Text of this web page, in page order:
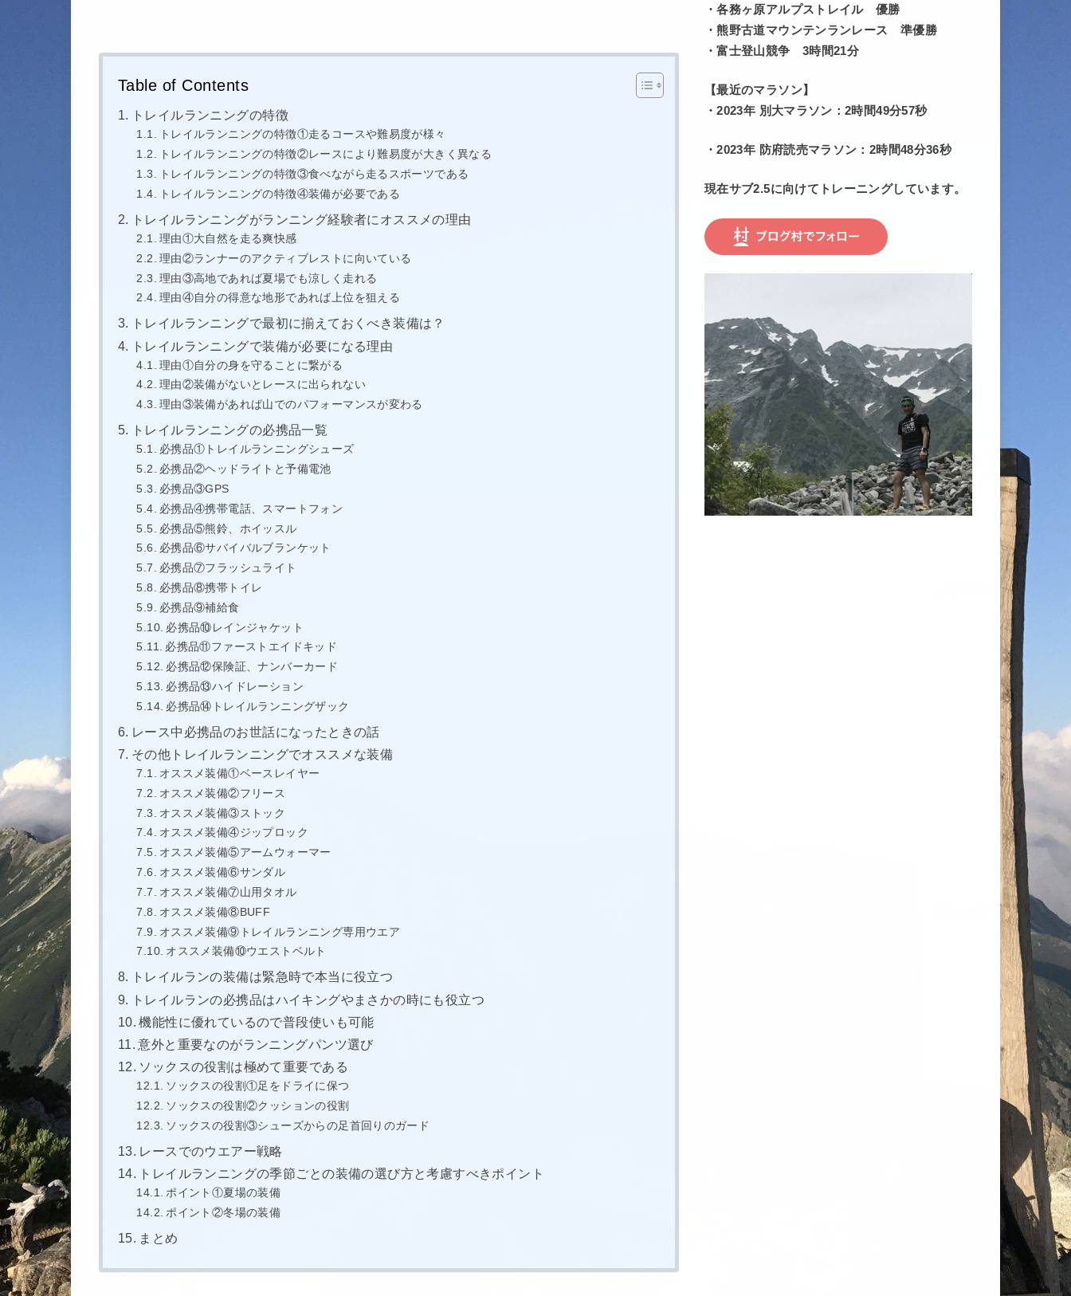
Table of Contents
トレイルランニングの特徴
トレイルランニングの特徴①走るコースや難易度が様々
トレイルランニングの特徴②レースにより難易度が大きく異なる
トレイルランニングの特徴③食べながら走るスポーツである
トレイルランニングの特徴④装備が必要である
トレイルランニングがランニング経験者にオススメの理由
理由①大自然を走る爽快感
理由②ランナーのアクティブレストに向いている
理由③高地であれば夏場でも涼しく走れる
理由④自分の得意な地形であれば上位を狙える
トレイルランニングで最初に揃えておくべき装備は？
トレイルランニングで装備が必要になる理由
理由①自分の身を守ることに繋がる
理由②装備がないとレースに出られない
理由③装備があれば山でのパフォーマンスが変わる
トレイルランニングの必携品一覧
必携品①トレイルランニングシューズ
必携品②ヘッドライトと予備電池
必携品③GPS
必携品④携帯電話、スマートフォン
必携品⑤熊鈴、ホイッスル
必携品⑥サバイバルブランケット
必携品⑦フラッシュライト
必携品⑧携帯トイレ
必携品⑨補給食
必携品⑩レインジャケット
必携品⑪ファーストエイドキッド
必携品⑫保険証、ナンバーカード
必携品⑬ハイドレーション
必携品⑭トレイルランニングザック
レース中必携品のお世話になったときの話
その他トレイルランニングでオススメな装備
オススメ装備①ベースレイヤー
オススメ装備②フリース
オススメ装備③ストック
オススメ装備④ジップロック
オススメ装備⑤アームウォーマー
オススメ装備⑥サンダル
オススメ装備⑦山用タオル
オススメ装備⑧BUFF
オススメ装備⑨トレイルランニング専用ウエア
オススメ装備⑩ウエストベルト
トレイルランの装備は緊急時で本当に役立つ
トレイルランの必携品はハイキングやまさかの時にも役立つ
機能性に優れているので普段使いも可能
意外と重要なのがランニングパンツ選び
ソックスの役割は極めて重要である
ソックスの役割①足をドライに保つ
ソックスの役割②クッションの役割
ソックスの役割③シューズからの足首回りのガード
レースでのウエアー戦略
トレイルランニングの季節ごとの装備の選び方と考慮すべきポイント
ポイント①夏場の装備
ポイント②冬場の装備
まとめ
・各務ヶ原アルプストレイル 優勝
・熊野古道マウンテンランレース 準優勝
・富士登山競争 3時間21分
【最近のマラソン】
・2023年 別大マラソン：2時間49分57秒
・2023年 防府読売マラソン：2時間48分36秒
現在サブ2.5に向けてトレーニングしています。